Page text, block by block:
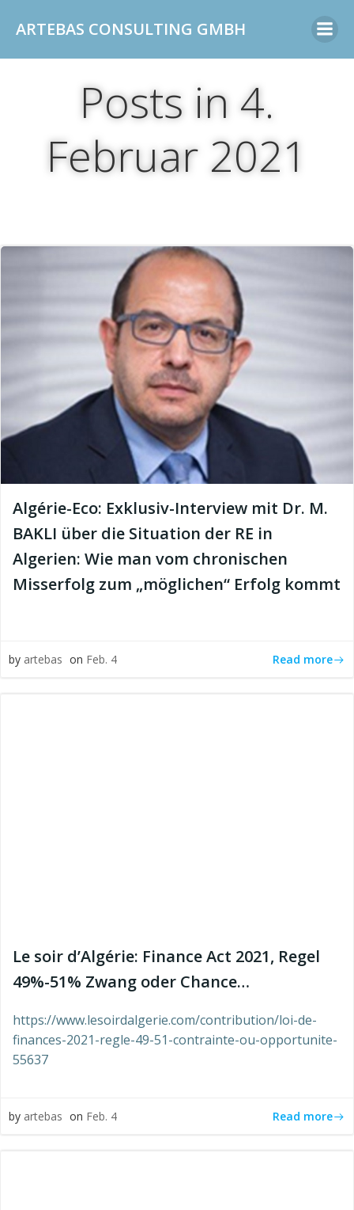
Inhalt
ARTEBAS CONSULTING GMBH
Posts in 4.
Februar 2021
Algérie-Eco: Exklusiv-Interview mit Dr. M.
BAKLI über die Situation der RE in
Algerien: Wie man vom chronischen
Misserfolg zum „möglichen“ Erfolg kommt
by artebas on Feb. 4 Read more
Le soir d’Algérie: Finance Act 2021, Regel
49%-51% Zwang oder Chance…
https://www.lesoirdalgerie.com/contribution/loi-de-
finances-2021-regle-49-51-contrainte-ou-opportunite-
55637
by artebas on Feb. 4 Read more